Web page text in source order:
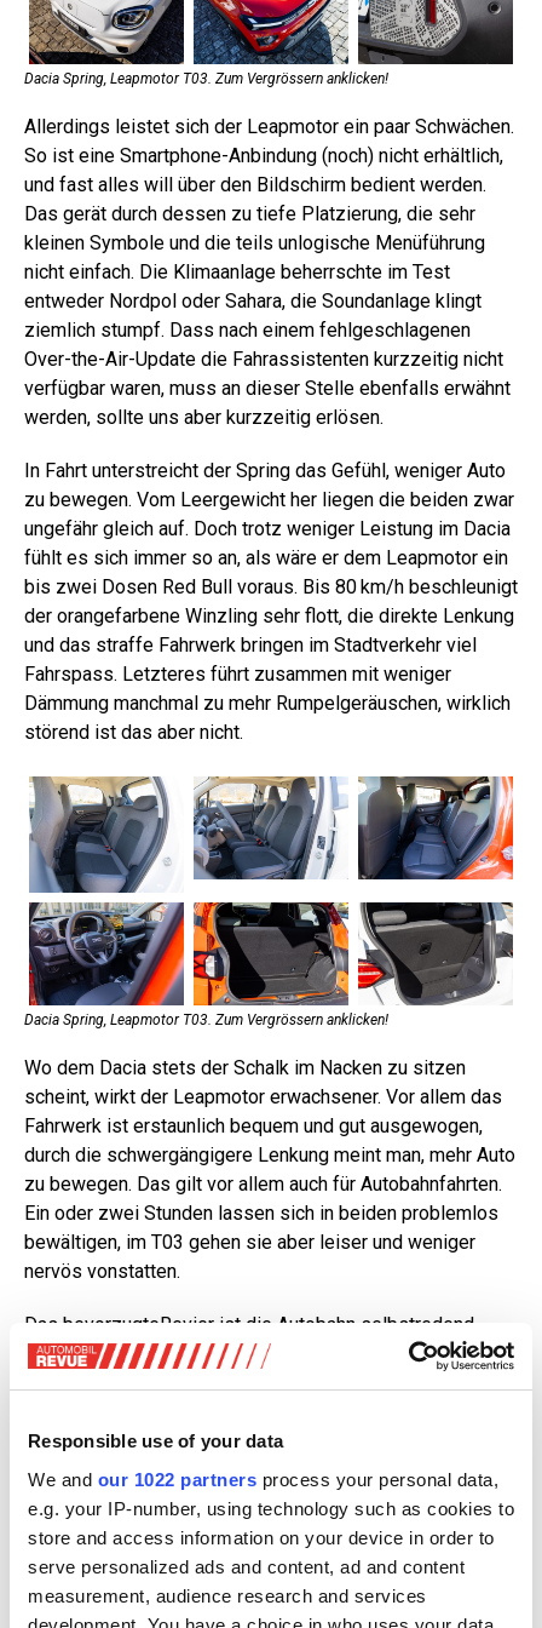
Responsible use of your data
We and our 1022 partners process your personal data,
e.g. your IP-number, using technology such as cookies to
store and access information on your device in order to
serve personalized ads and content, ad and content
measurement, audience research and services
Dacia Spring, Leapmotor T03. Zum Vergrössern anklicken!
Allerdings leistet sich der Leapmotor ein paar Schwächen.
So ist eine Smartphone-Anbindung (noch) nicht erhältlich,
und fast alles will über den Bildschirm bedient werden.
Das gerät durch dessen zu tiefe Platzierung, die sehr
kleinen Symbole und die teils unlogische Menüführung
nicht einfach. Die Klimaanlage beherrschte im Test
entweder Nordpol oder Sahara, die Soundanlage klingt
ziemlich stumpf. Dass nach einem fehlgeschlagenen
Over-the-Air-Update die Fahrassistenten kurzzeitig nicht
verfügbar waren, muss an dieser Stelle ebenfalls erwähnt
werden, sollte uns aber kurzzeitig erlösen.
In Fahrt unterstreicht der Spring das Gefühl, weniger Auto
zu bewegen. Vom Leergewicht her liegen die beiden zwar
ungefähr gleich auf. Doch trotz weniger Leistung im Dacia
fühlt es sich immer so an, als wäre er dem Leapmotor ein
bis zwei Dosen Red Bull voraus. Bis 80 km/h beschleunigt
der orangefarbene Winzling sehr flott, die direkte Lenkung
und das straffe Fahrwerk bringen im Stadtverkehr viel
Fahrspass. Letzteres führt zusammen mit weniger
Dämmung manchmal zu mehr Rumpelgeräuschen, wirklich
störend ist das aber nicht.
Dacia Spring, Leapmotor T03. Zum Vergrössern anklicken!
Wo dem Dacia stets der Schalk im Nacken zu sitzen
scheint, wirkt der Leapmotor erwachsener. Vor allem das
Fahrwerk ist erstaunlich bequem und gut ausgewogen,
durch die schwergängigere Lenkung meint man, mehr Auto
zu bewegen. Das gilt vor allem auch für Autobahnfahrten.
Ein oder zwei Stunden lassen sich in beiden problemlos
bewältigen, im T03 gehen sie aber leiser und weniger
nervös vonstatten.
Das bevorzugteRevier ist die Autobahn selbstredend
weder für den einen noch für den anderen. Wenn es denn
kW Ladeleistung – im Dacia kostet DC-Laden mit 30 kW je
nach Ausstattung Aufpreis – die Nase vorn. Nutzt man sie,
wofür sie vorgesehen sind, also für Stadtfahrten und
Kurzstrecken, dann schaffen beide über 200 Kilometer
Reichweite mit einer Ladung – absolut alltagstauglich.
Assistenzssysteme: Im Leapmotor mehr Fluch